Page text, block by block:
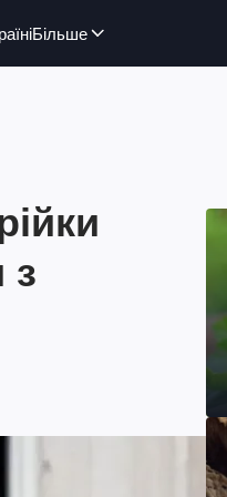
Більше
з